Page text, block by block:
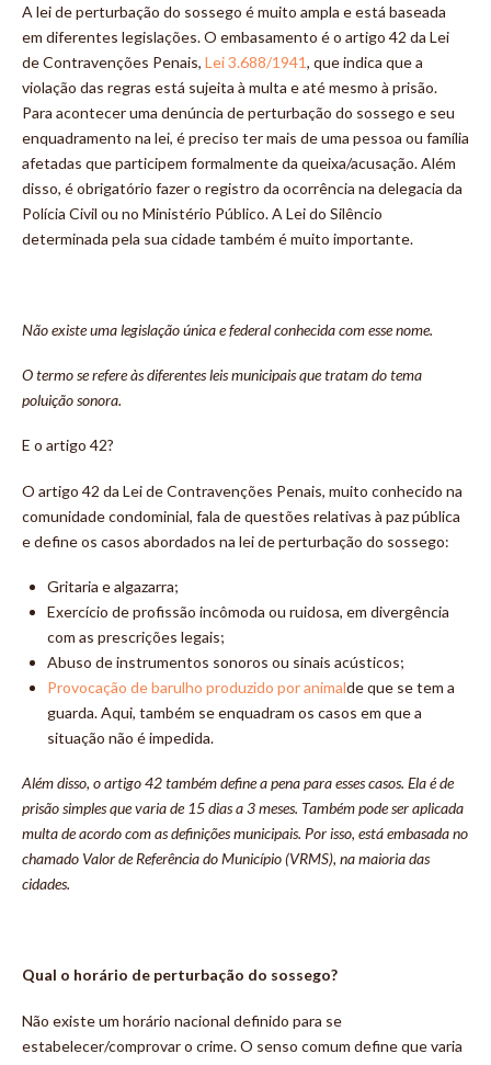
A lei de perturbação do sossego é muito ampla e está baseada
em diferentes legislações. O embasamento é o artigo 42 da Lei
de Contravenções Penais, Lei 3.688/1941, que indica que a
violação das regras está sujeita à multa e até mesmo à prisão.
Para acontecer uma denúncia de perturbação do sossego e seu
enquadramento na lei, é preciso ter mais de uma pessoa ou família
afetadas que participem formalmente da queixa/acusação. Além
disso, é obrigatório fazer o registro da ocorrência na delegacia da
Polícia Civil ou no Ministério Público. A Lei do Silêncio
determinada pela sua cidade também é muito importante.
Não existe uma legislação única e federal conhecida com esse nome.
O termo se refere às diferentes leis municipais que tratam do tema
poluição sonora.
E o artigo 42?
O artigo 42 da Lei de Contravenções Penais, muito conhecido na
comunidade condominial, fala de questões relativas à paz pública
e define os casos abordados na lei de perturbação do sossego:
Gritaria e algazarra;
Exercício de profissão incômoda ou ruidosa, em divergência
com as prescrições legais;
Abuso de instrumentos sonoros ou sinais acústicos;
Provocação de barulho produzidopor animalde que se tem a
guarda. Aqui, também se enquadram os casos em que a
situação não é impedida.
Além disso, o artigo 42 também define a pena para esses casos. Ela é de
prisão simples que varia de 15 dias a 3 meses. Também pode ser aplicada
multa de acordo com as definições municipais. Por isso, está embasada no
chamado Valor de Referência do Município (VRMS), na maioria das
cidades.
Qual o horário de perturbação do sossego?
Não existe um horário nacional definido para se
estabelecer/comprovar o crime. O senso comum define que varia